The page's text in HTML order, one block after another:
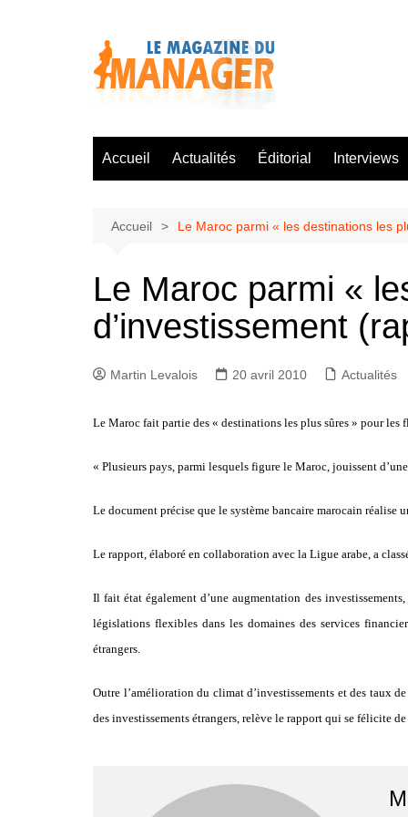
Accueil Actualités Éditorial Interviews
Accueil Le Maroc parmi « les destinations les
Le Maroc parmi «
d’investissement
Martin Levalois 20 avril 2010 Actualités
Le Maroc fait partie des « destinations les plus sûres » pour les
« Plusieurs pays, parmi lesquels figure le Maroc, jouissent
Le document précise que le système bancaire marocain réalise
Le rapport, élaboré en collaboration avec la Ligue arabe, a
Il fait état également d’une augmentation des
législations flexibles dans les domaines des services
étrangers.
Outre l’amélioration du climat d’investissements et des taux
des investissements étrangers, relève le rapport qui se félicite